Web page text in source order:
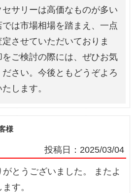
サリーは高価なものが多い
は市場相場を踏まえ、一点
させていただいておりま
ご検討の際には、ぜひお気
さい。今後ともどうぞよろ
します。
様
投稿日： 2025/03/04
とうございました。 またよ
す。